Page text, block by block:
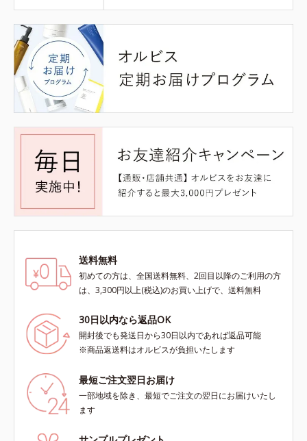
送料無料
初めての方は、全国送料無料、2回目以降のご利用の方
は、3,300円以上(税込)のお買い上げで、送料無料
30日以内なら返品OK
開封後でも発送日から30日以内であれば返品可能
※商品返送料はオルビスが負担いたします
最短ご注文翌日お届け
一部地域を除き、最短でご注文の翌日にお届けいたし
ます